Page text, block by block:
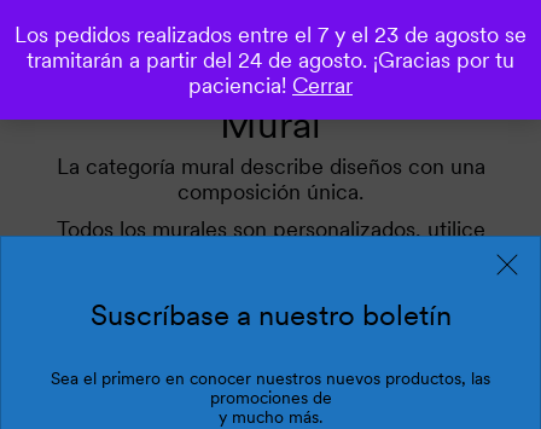
0
Mural
La categoría mural describe diseños con una
composición única.
Todos los murales son personalizados, utilice
Suscríbase a nuestro boletín
Sea el primero en conocer nuestros nuevos productos, las
promociones de
y mucho más.
Los pedidos realizados entre el 7 y el 23 de agosto se
tramitarán a partir del 24 de agosto. ¡Gracias por tu
paciencia! Cerrar